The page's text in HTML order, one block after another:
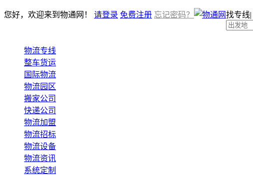
您好，欢迎来到物通网！ 请登录 免费注册 忘记密码？
找专线|
物流专线
整车货运
国际物流
物流园区
搬家公司
快递公司
物流加盟
物流招标
物流设备
物流资讯
系统定制